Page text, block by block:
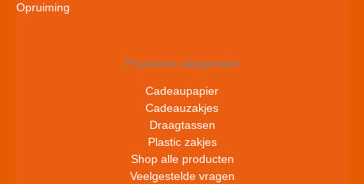
Opruiming
Populaire categorieën
Cadeaupapier
Cadeauzakjes
Draagtassen
Plastic zakjes
Shop alle producten
Veelgestelde vragen